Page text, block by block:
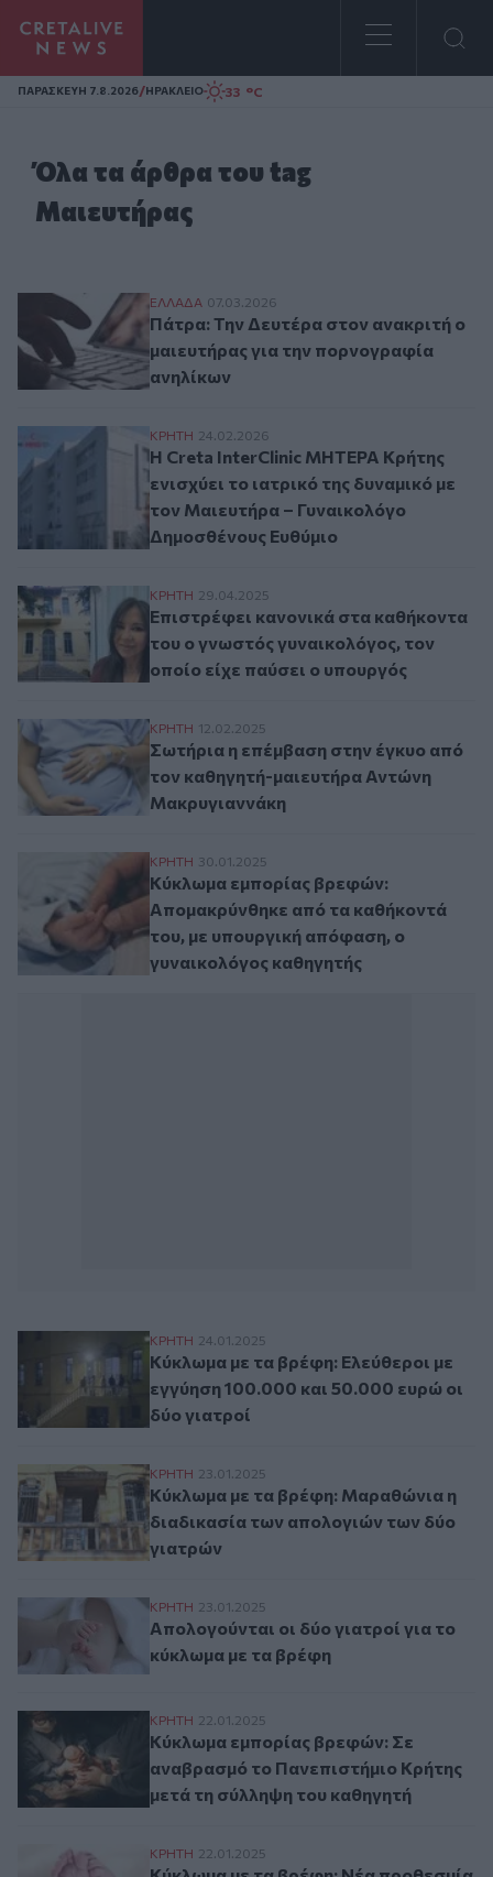
Homepage
ΠΑΡΑΣΚΕΥΗ 7.8.2026/ΗΡΑΚΛΕΙΟ 33 °C
Όλα τα άρθρα του tag
Μαιευτήρας
Πάτρα: Την Δευτέρα στον ανακριτή ο
ΕΛΛAΔΑ 07.03.2026
Πάτρα: Την Δευτέρα στον ανακριτή ο
μαιευτήρας για την πορνογραφία
ανηλίκων
Η Creta InterClinic ΜΗΤΕΡΑ Κρήτης
ΚΡΗΤΗ 24.02.2026
Η Creta InterClinic ΜΗΤΕΡΑ Κρήτης
ενισχύει το ιατρικό της δυναμικό με
τον Μαιευτήρα – Γυναικολόγο
Δημοσθένους Ευθύμιο
Επιστρέφει κανονικά στα καθήκοντα
ΚΡΗΤΗ 29.04.2025
Επιστρέφει κανονικά στα καθήκοντα
του ο γνωστός γυναικολόγος, τον
οποίο είχε παύσει ο υπουργός
Σωτήρια η επέμβαση στην έγκυο από
ΚΡΗΤΗ 12.02.2025
Σωτήρια η επέμβαση στην έγκυο από
τον καθηγητή-μαιευτήρα Αντώνη
Μακρυγιαννάκη
Κύκλωμα εμπορίας βρεφών:
ΚΡΗΤΗ 30.01.2025
Κύκλωμα εμπορίας βρεφών:
Απομακρύνθηκε από τα καθήκοντά
του, με υπουργική απόφαση, ο
γυναικολόγος καθηγητής
Κύκλωμα με τα βρέφη: Ελεύθεροι με
ΚΡΗΤΗ 24.01.2025
Κύκλωμα με τα βρέφη: Ελεύθεροι με
εγγύηση 100.000 και 50.000 ευρώ οι
δύο γιατροί
Κύκλωμα με τα βρέφη: Μαραθώνια η
ΚΡΗΤΗ 23.01.2025
Κύκλωμα με τα βρέφη: Μαραθώνια η
διαδικασία των απολογιών των δύο
γιατρών
Απολογούνται οι δύο γιατροί για το
ΚΡΗΤΗ 23.01.2025
Απολογούνται οι δύο γιατροί για το
κύκλωμα με τα βρέφη
Κύκλωμα εμπορίας βρεφών: Σε
ΚΡΗΤΗ 22.01.2025
Κύκλωμα εμπορίας βρεφών: Σε
αναβρασμό το Πανεπιστήμιο Κρήτης
μετά τη σύλληψη του καθηγητή
Κύκλωμα με τα βρέφη: Νέα προθεσμία
ΚΡΗΤΗ 22.01.2025